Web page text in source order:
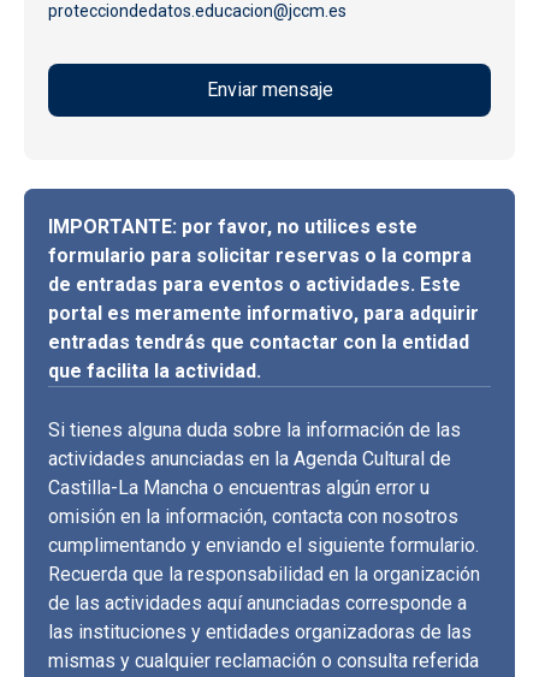
protecciondedatos.educacion@jccm.es
IMPORTANTE: por favor, no utilices este
formulario para solicitar reservas o la compra
de entradas para eventos o actividades. Este
portal es meramente informativo, para adquirir
entradas tendrás que contactar con la entidad
que facilita la actividad.
Si tienes alguna duda sobre la información de las
actividades anunciadas en la Agenda Cultural de
Castilla-La Mancha o encuentras algún error u
omisión en la información, contacta con nosotros
cumplimentando y enviando el siguiente formulario.
Recuerda que la responsabilidad en la organización
de las actividades aquí anunciadas corresponde a
las instituciones y entidades organizadoras de las
mismas y cualquier reclamación o consulta referida